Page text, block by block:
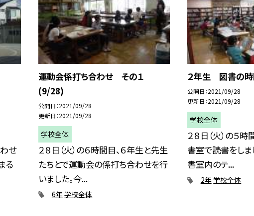
せ
る
運動会係打ち合わせ その１
(9/28)
公開日 2021/09/28
更新日 2021/09/28
学校全体
２８日（火）の６時間目、６年生と先生
たちとで運動会の係打ち合わせを行
いました。今...
6年学校全体
２年生 図書の
公開日 2021/09/28
更新日 2021/09/28
学校全体
２８日（火）の５
書室で読書をしま
書室内のテ...
2年学校全体